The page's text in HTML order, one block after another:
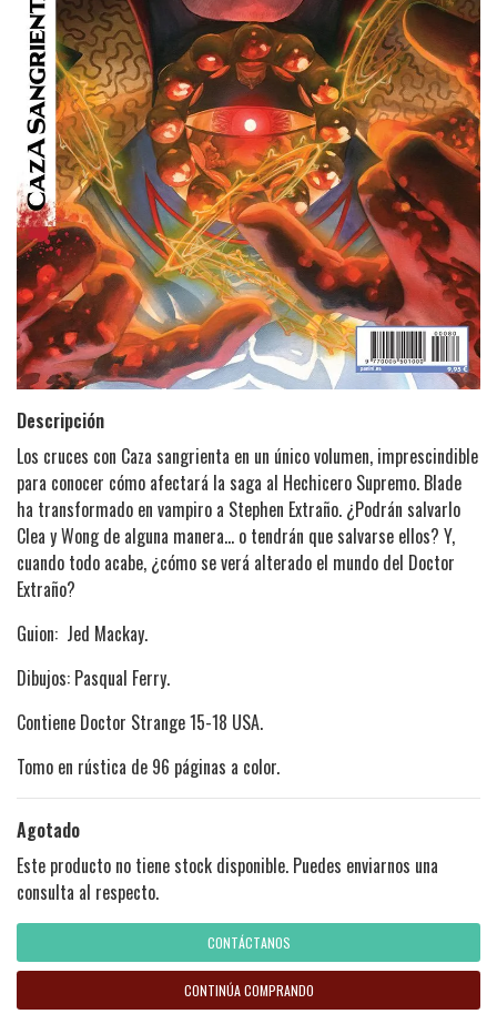
Descripción
Los cruces con Caza sangrienta en un único volumen, imprescindible
para conocer cómo afectará la saga al Hechicero Supremo. Blade
ha transformado en vampiro a Stephen Extraño. ¿Podrán salvarlo
Clea y Wong de alguna manera... o tendrán que salvarse ellos? Y,
cuando todo acabe, ¿cómo se verá alterado el mundo del Doctor
Extraño?
Guion: Jed Mackay.
Dibujos: Pasqual Ferry.
Contiene Doctor Strange 15-18 USA.
Tomo en rústica de 96 páginas a color.
Agotado
Este producto no tiene stock disponible. Puedes enviarnos una
consulta al respecto.
CONTÁCTANOS
CONTINÚA COMPRANDO